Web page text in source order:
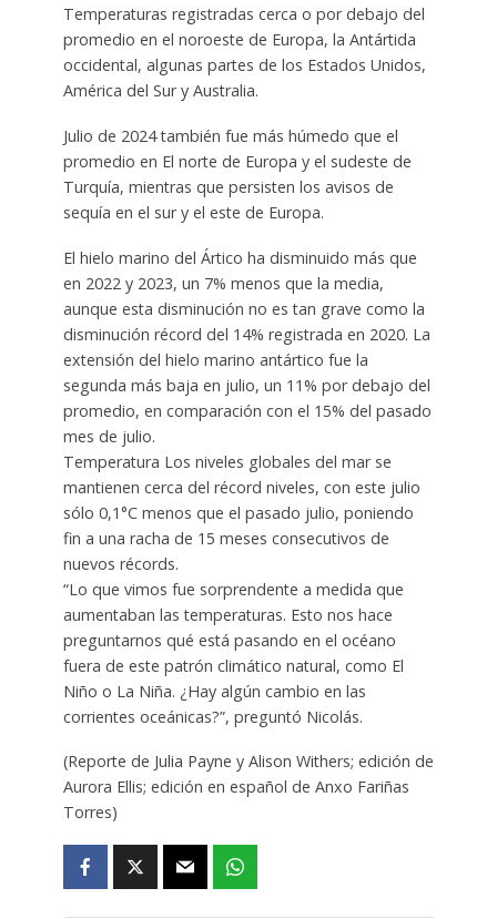
Temperaturas registradas cerca o por debajo del
promedio en el noroeste de Europa, la Antártida
occidental, algunas partes de los Estados Unidos,
América del Sur y Australia.
Julio de 2024 también fue más húmedo que el
promedio en El norte de Europa y el sudeste de
Turquía, mientras que persisten los avisos de
sequía en el sur y el este de Europa.
El hielo marino del Ártico ha disminuido más que
en 2022 y 2023, un 7% menos que la media,
aunque esta disminución no es tan grave como la
disminución récord del 14% registrada en 2020. La
extensión del hielo marino antártico fue la
segunda más baja en julio, un 11% por debajo del
promedio, en comparación con el 15% del pasado
mes de julio.
Temperatura Los niveles globales del mar se
mantienen cerca del récord niveles, con este julio
sólo 0,1°C menos que el pasado julio, poniendo
fin a una racha de 15 meses consecutivos de
nuevos récords.
“Lo que vimos fue sorprendente a medida que
aumentaban las temperaturas. Esto nos hace
preguntarnos qué está pasando en el océano
fuera de este patrón climático natural, como El
Niño o La Niña. ¿Hay algún cambio en las
corrientes oceánicas?”, preguntó Nicolás.
(Reporte de Julia Payne y Alison Withers; edición de
Aurora Ellis; edición en español de Anxo Fariñas
Torres)